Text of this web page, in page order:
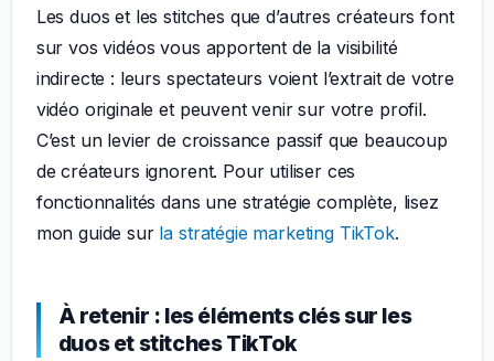
Les duos et les stitches que d’autres créateurs font
sur vos vidéos vous apportent de la visibilité
indirecte : leurs spectateurs voient l’extrait de votre
vidéo originale et peuvent venir sur votre profil.
C’est un levier de croissance passif que beaucoup
de créateurs ignorent. Pour utiliser ces
fonctionnalités dans une stratégie complète, lisez
mon guide sur la stratégie marketing TikTok.
À retenir : les éléments clés sur les
duos et stitches TikTok